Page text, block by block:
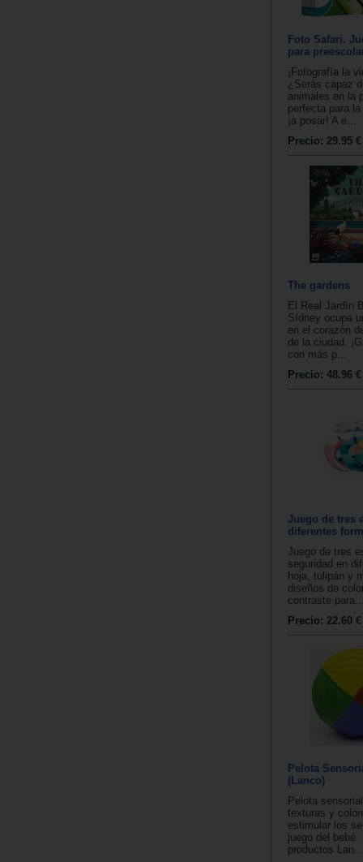
Foto Safari.
para
¡Fotografía la
¿Serás capaz
animales en la
perfecta para
¡a posar! A e...
Precio: 29.95 €
The gardens
El Real Jardín
Sídney ocupa
en el corazón
de la ciudad.
con más p...
Precio: 48.96 €
Juego de tres
diferentes
Juego de tres
seguridad en
hoja, tulipán y
diseños de
contraste
Precio: 22.60 €
Pelota
(Lanco)
Pelota
texturas y
estimular los
juego del bebé.
productos Lan...